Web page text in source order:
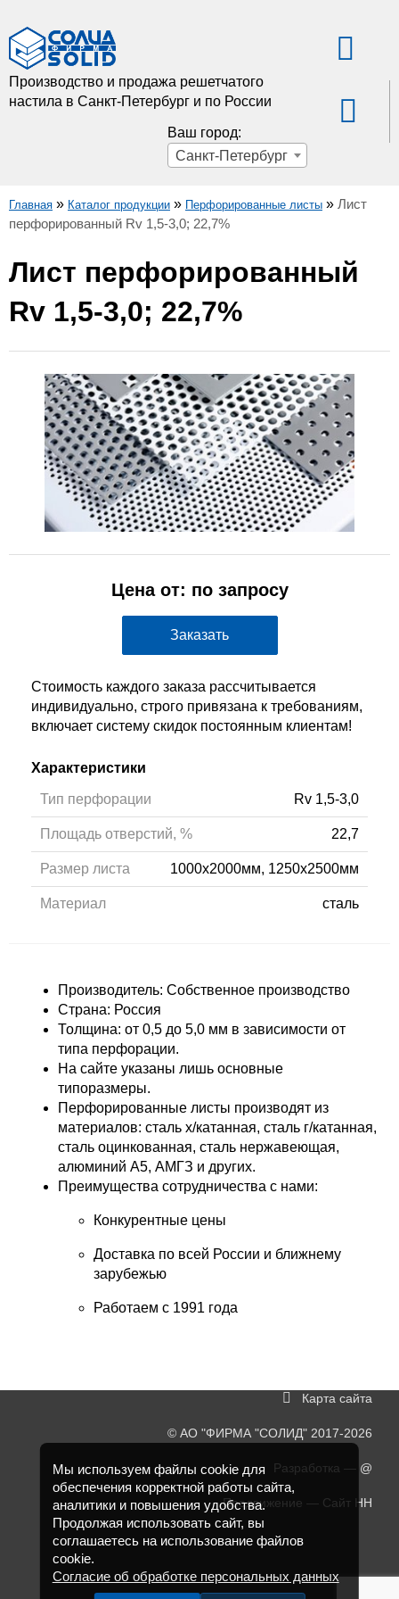
Производство и продажа решетчатого
настила в Санкт-Петербург и по России
Ваш город:
Санкт-Петербург
Главная » Каталог продукции » Перфорированные листы » Лист
перфорированный Rv 1,5-3,0; 22,7%
Лист перфорированный
Rv 1,5-3,0; 22,7%
Цена от: по запросу
Заказать
Стоимость каждого заказа рассчитывается
индивидуально, строго привязана к требованиям,
включает систему скидок постоянным клиентам!
Характеристики
Тип перфорации Rv 1,5-3,0
Площадь отверстий, % 22,7
Размер листа 1000x2000мм, 1250x2500мм
Материал сталь
Производитель: Собственное производство
Страна: Россия
Толщина: от 0,5 до 5,0 мм в зависимости от
типа перфорации.
На сайте указаны лишь основные
типоразмеры.
Перфорированные листы производят из
материалов: сталь х/катанная, сталь г/катанная,
сталь оцинкованная, сталь нержавеющая,
алюминий А5, АМГЗ и других.
Преимущества сотрудничества с нами:
Конкурентные цены
Доставка по всей России и ближнему
зарубежью
Работаем с 1991 года
Карта сайта
© АО "ФИРМА "СОЛИД" 2017-2026
Разработка — @
Продвижение — Сайт НН
Мы используем файлы cookie для
обеспечения корректной работы сайта,
аналитики и повышения удобства.
Продолжая использовать сайт, вы
соглашаетесь на использование файлов
cookie.
Согласие об обработке персональных данных